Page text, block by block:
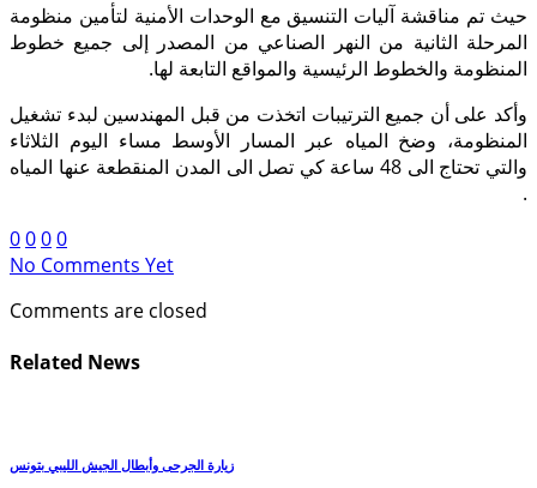
حيث تم مناقشة آليات التنسيق مع الوحدات الأمنية لتأمين منظومة
المرحلة الثانية من النهر الصناعي من المصدر إلى جميع خطوط
المنظومة والخطوط الرئيسية والمواقع التابعة لها.
وأكد على أن جميع الترتيبات اتخذت من قبل المهندسين لبدء تشغيل
المنظومة، وضخ المياه عبر المسار الأوسط مساء اليوم الثلاثاء
والتي تحتاج الى 48 ساعة كي تصل الى المدن المنقطعة عنها المياه
.
0000
No Comments Yet
Comments are closed
Related News
زيارة الجرحى وأبطال الجيش الليبي بتونس